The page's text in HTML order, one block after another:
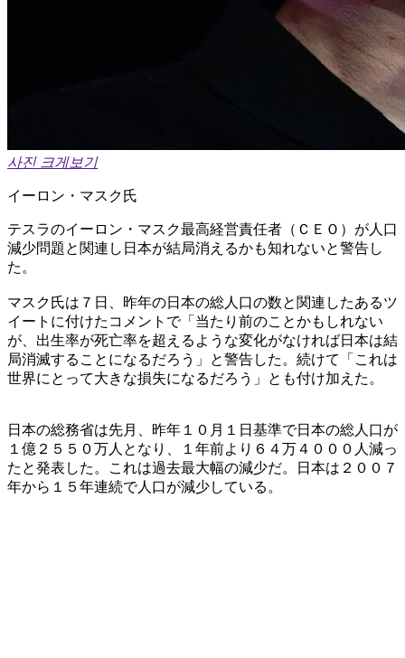
사진 크게보기
イーロン・マスク氏
テスラのイーロン・マスク最高経営責任者（ＣＥＯ）が人口
減少問題と関連し日本が結局消えるかも知れないと警告し
た。
マスク氏は７日、昨年の日本の総人口の数と関連したあるツ
イートに付けたコメントで「当たり前のことかもしれない
が、出生率が死亡率を超えるような変化がなければ日本は結
局消滅することになるだろう」と警告した。続けて「これは
世界にとって大きな損失になるだろう」とも付け加えた。
日本の総務省は先月、昨年１０月１日基準で日本の総人口が
１億２５５０万人となり、１年前より６４万４０００人減っ
たと発表した。これは過去最大幅の減少だ。日本は２００７
年から１５年連続で人口が減少している。